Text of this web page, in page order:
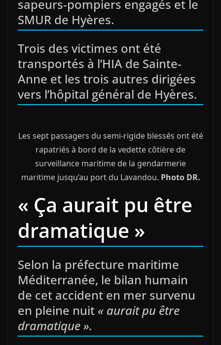
sapeurs-pompiers engagés et le
SMUR de Hyères.
Trois des victimes ont été
transportés à l’HIA de Sainte-
Anne et les trois autres dirigées
vers l’hôpital général de Hyères.
Les sept passagers du semi-rigide blessés ont été
rapatriés à bord de la vedette côtière de
surveillance maritime de la gendarmerie
maritime jusqu’au port du Lavandou. Photo DR.
« Ça aurait pu être
dramatique »
Selon la préfecture maritime
Méditerranée, le bilan humain
de cet accident en mer survenu
en pleine nuit « aurait pu être
dramatique ».